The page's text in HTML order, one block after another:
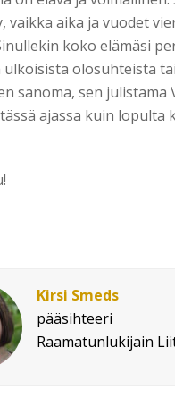
vaikka aika ja vuodet
koko elämäsi
olosuhteista
sanoma, sen julistama
ajassa kuin lopulta
Kirsi Smeds
pääsihteeri
Raamatunlukijain